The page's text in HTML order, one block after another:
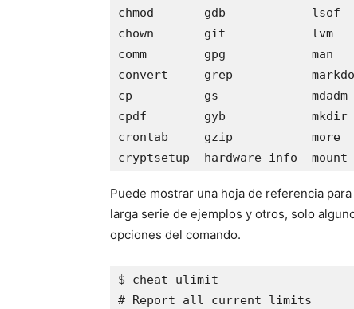
chmod       gdb            lsof
chown       git            lvm
comm        gpg            man
convert     grep
cp          gs             mdadm
cpdf        gyb
crontab     gzip
Puede mostrar una hoja de referencia
larga serie de ejemplos y otros, solo
opciones del comando.
$ cheat ulimit
# Report all current limits